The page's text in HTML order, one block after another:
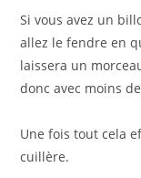
Si vous avez un
allez le fendre en
laissera un
donc avec moins
Une fois tout cela
cuillère.